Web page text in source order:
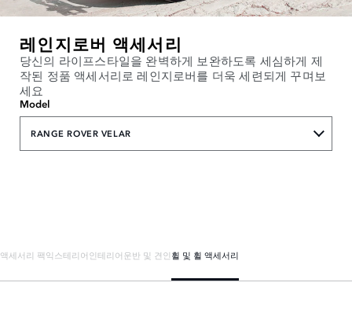
레인지로버 액세서리
당신의 라이프스타일을 완벽하게 보완하도록 세심하게 제
작된 정품 액세서리로 레인지로버를 더욱 세련되게 꾸며보
세요
Model
RANGE ROVER VELAR
액세서리 팩익스테리어인테리어운반 및 견인휠 및 휠 액세서리